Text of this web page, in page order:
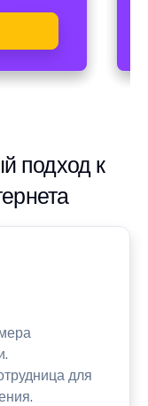
подход к
для